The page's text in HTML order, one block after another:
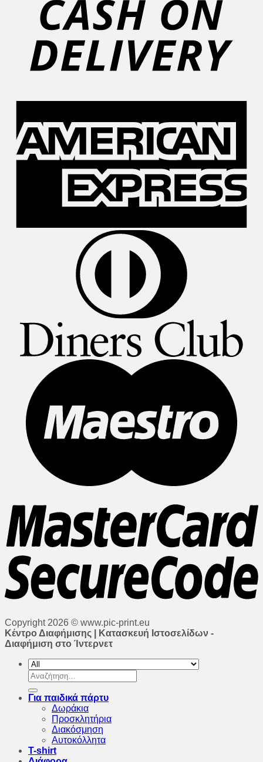
Copyright 2026 © www.pic-print.eu
Κέντρο Διαφήμισης | Κατασκευή Ιστοσελίδων -
Διαφήμιση στο Ίντερνετ
Αναζήτηση
για:
Για παιδικά πάρτυ
Δωράκια
Προσκλητήρια
Διακόσμηση
Αυτοκόλλητα
T-shirt